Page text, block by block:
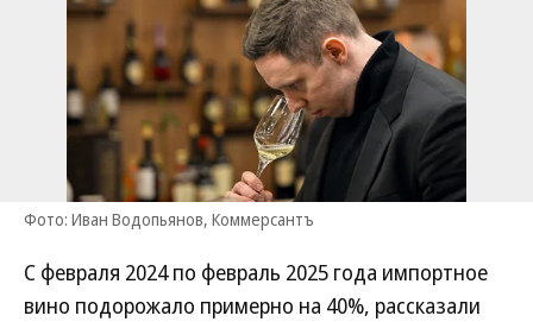
Фото: Иван Водопьянов, Коммерсантъ
С февраля 2024 по февраль 2025 года импортное
вино подорожало примерно на 40%, рассказали